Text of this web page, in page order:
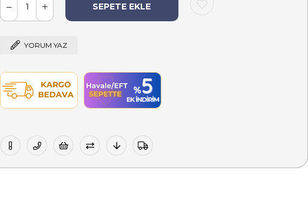
YORUM YAZ